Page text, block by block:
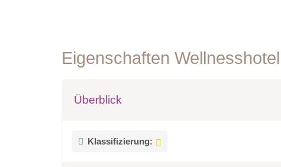
Eigenschaften Wellnesshotel
Überblick
Klassifizierung: